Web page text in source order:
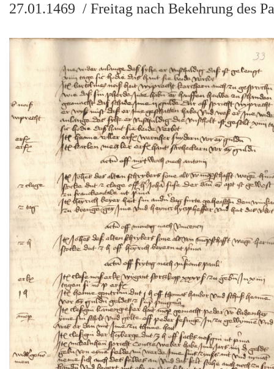
27.01.1469 / Freitag nach Bekehrung des